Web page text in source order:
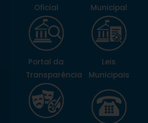
Oficial
Municipal
Portal da
Transparência
Leis
Municipais